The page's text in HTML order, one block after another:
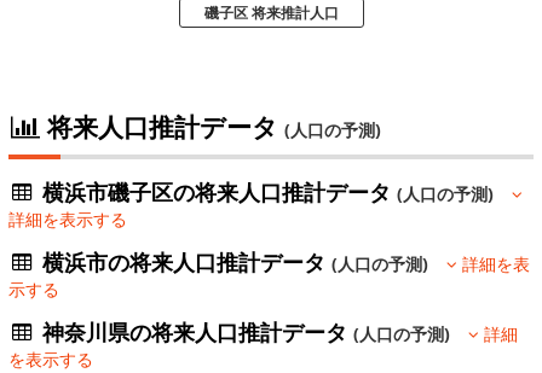
磯子区 将来推計人口
将来人口推計データ (人口の予測)
横浜市磯子区の将来人口推計データ(人口の予測)
詳細を表示する
横浜市の将来人口推計データ(人口の予測)
詳細を表
示する
神奈川県の将来人口推計データ(人口の予測)
詳細
を表示する